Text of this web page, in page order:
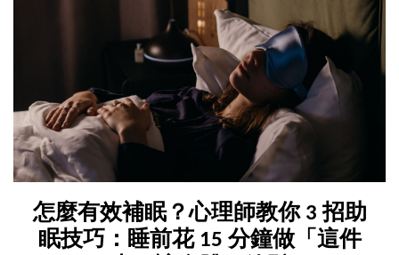
怎麼有效補眠？心理師教你 3 招助
眠技巧：睡前花 15 分鐘做「這件